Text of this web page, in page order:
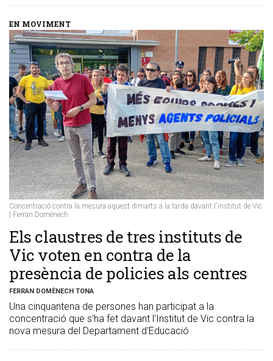
EN MOVIMENT
Concentració contra la mesura aquest dimarts a la tarda davant l'institut de Vic
| Ferran Domènech
Els claustres de tres instituts de
Vic voten en contra de la
presència de policies als centres
FERRAN DOMÈNECH TONA
Una cinquantena de persones han participat a la
concentració que s'ha fet davant l'Institut de Vic contra la
nova mesura del Departament d'Educació